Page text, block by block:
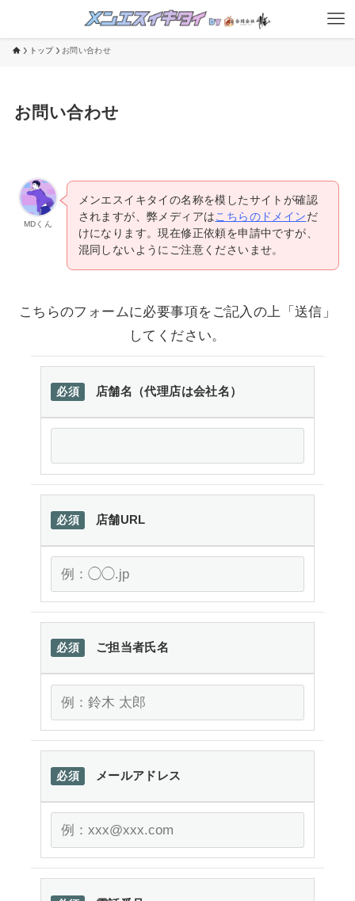
トップ お問い合わせ
お問い合わせ
MDくん
メンエスイキタイの名称を模したサイトが確認
されますが、弊メディアはこちらのドメイン だ
けになります。現在修正依頼を申請中ですが、
混同しないようにご注意くださいませ。
こちらのフォームに必要事項をご記入の上「送信」
してください。
必須 店舗名（代理店は会社名）
必須 店舗URL
必須 ご担当者氏名
必須 メールアドレス